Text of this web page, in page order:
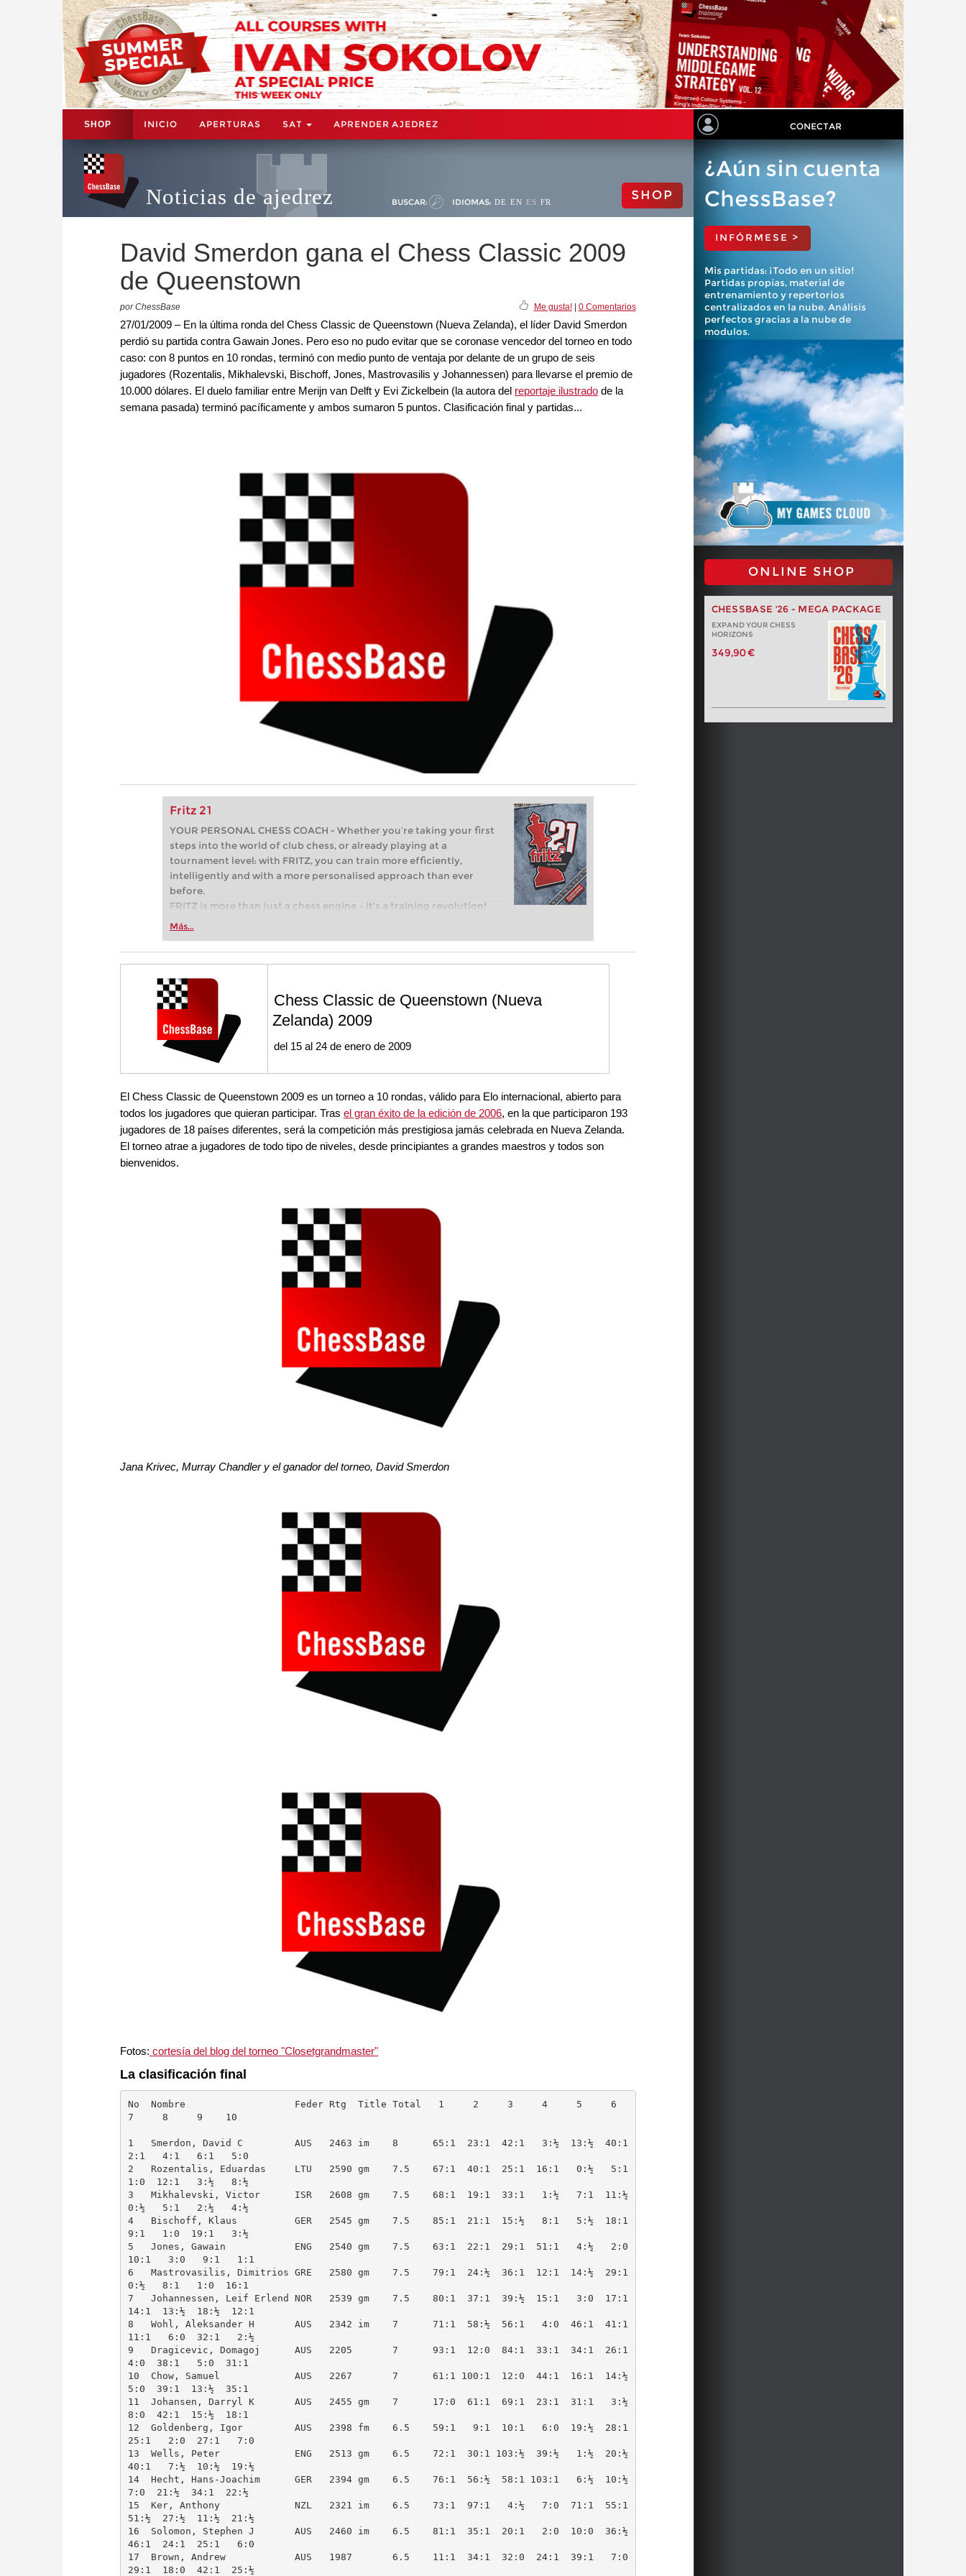
SHOP INICIO APERTURAS SAT APRENDER AJEDREZ CONECTAR
Noticias de ajedrez BUSCAR: IDIOMAS: DE EN ES FR SHOP
David Smerdon gana el Chess Classic 2009
de Queenstown
por ChessBase Me gusta!| 0 Comentarios
27/01/2009 – En la última ronda del Chess Classic de Queenstown (Nueva Zelanda), el líder David Smerdon
perdió su partida contra Gawain Jones. Pero eso no pudo evitar que se coronase vencedor del torneo en todo
caso: con 8 puntos en 10 rondas, terminó con medio punto de ventaja por delante de un grupo de seis
jugadores (Rozentalis, Mikhalevski, Bischoff, Jones, Mastrovasilis y Johannessen) para llevarse el premio de
10.000 dólares. El duelo familiar entre Merijn van Delft y Evi Zickelbein (la autora del reportaje ilustrado de la
semana pasada) terminó pacíficamente y ambos sumaron 5 puntos. Clasificación final y partidas...
Fritz 21
YOUR PERSONAL CHESS COACH - Whether you’re taking your first
steps into the world of club chess, or already playing at a
tournament level: with FRITZ, you can train more efficiently,
intelligently and with a more personalised approach than ever
before.
FRITZ is more than just a chess engine – it’s a training revolution!
Whether you’re taking your first steps into the world of club chess,
more efficiently, intelligently and with a more personalised
approach than ever before.
Más...
¿Aún sin cuenta
ChessBase?
INFÓRMESE >
Mis partidas: ¡Todo en un sitio!
Partidas propias, material de
entrenamiento y repertorios
centralizados en la nube. Análisis
perfectos gracias a la nube de
modulos.
ONLINE SHOP
CHESSBASE '26 - MEGA PACKAGE
EXPAND YOUR CHESS
HORIZONS
349,90 €
Chess Classic de Queenstown (Nueva
Zelanda) 2009
del 15 al 24 de enero de 2009
El Chess Classic de Queenstown 2009 es un torneo a 10 rondas, válido para Elo internacional, abierto para
todos los jugadores que quieran participar. Tras el gran éxito de la edición de 2006, en la que participaron 193
jugadores de 18 países diferentes, será la competición más prestigiosa jamás celebrada en Nueva Zelanda.
El torneo atrae a jugadores de todo tipo de niveles, desde principiantes a grandes maestros y todos son
bienvenidos.
Jana Krivec, Murray Chandler y el ganador del torneo, David Smerdon
Fotos: cortesía del blog del torneo "Closetgrandmaster"
La clasificación final
No  Nombre                   Feder Rtg  Title Total   1     2     3     4     5     6
7     8     9    10
1   Smerdon, David C         AUS   2463 im    8      65:1  23:1  42:1   3:½  13:½  40:1
2:1   4:1   6:1   5:0
2   Rozentalis, Eduardas     LTU   2590 gm    7.5    67:1  40:1  25:1  16:1   0:½   5:1
1:0  12:1   3:½   8:½
3   Mikhalevski, Victor      ISR   2608 gm    7.5    68:1  19:1  33:1   1:½   7:1  11:½
0:½   5:1   2:½   4:½
4   Bischoff, Klaus          GER   2545 gm    7.5    85:1  21:1  15:½   8:1   5:½  18:1
9:1   1:0  19:1   3:½
5   Jones, Gawain            ENG   2540 gm    7.5    63:1  22:1  29:1  51:1   4:½   2:0
10:1   3:0   9:1   1:1
6   Mastrovasilis, Dimitrios GRE   2580 gm    7.5    79:1  24:½  36:1  12:1  14:½  29:1
0:½   8:1   1:0  16:1
7   Johannessen, Leif Erlend NOR   2539 gm    7.5    80:1  37:1  39:½  15:1   3:0  17:1
14:1  13:½  18:½  12:1
8   Wohl, Aleksander H       AUS   2342 im    7      71:1  58:½  56:1   4:0  46:1  41:1
11:1   6:0  32:1   2:½
9   Dragicevic, Domagoj      AUS   2205       7      93:1  12:0  84:1  33:1  34:1  26:1
4:0  38:1   5:0  31:1
10  Chow, Samuel             AUS   2267       7      61:1 100:1  12:0  44:1  16:1  14:½
5:0  39:1  13:½  35:1
11  Johansen, Darryl K       AUS   2455 gm    7      17:0  61:1  69:1  23:1  31:1   3:½
8:0  42:1  15:½  18:1
12  Goldenberg, Igor         AUS   2398 fm    6.5    59:1   9:1  10:1   6:0  19:½  28:1
25:1   2:0  27:1   7:0
13  Wells, Peter             ENG   2513 gm    6.5    72:1  30:1 103:½  39:½   1:½  20:½
40:1   7:½  10:½  19:½
14  Hecht, Hans-Joachim      GER   2394 gm    6.5    76:1  56:½  58:1 103:1   6:½  10:½
7:0  21:½  34:1  22:½
15  Ker, Anthony             NZL   2321 im    6.5    73:1  97:1   4:½   7:0  71:1  55:1
51:½  27:½  11:½  21:½
16  Solomon, Stephen J       AUS   2460 im    6.5    81:1  35:1  20:1   2:0  10:0  36:½
46:1  24:1  25:1   6:0
17  Brown, Andrew            AUS   1987       6.5    11:1  34:1  32:0  24:1  39:1   7:0
29:1  18:0  42:1  25:½